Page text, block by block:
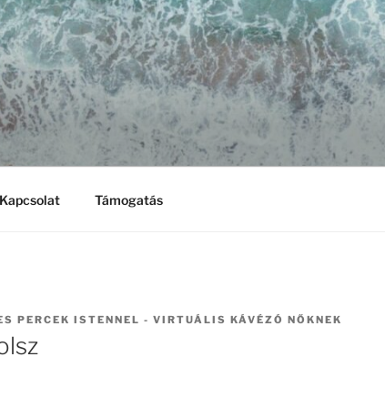
A
Kapcsolat Támogatás
PERCEK ISTENNEL - VIRTUÁLIS KÁVÉZÓ NŐKNEK